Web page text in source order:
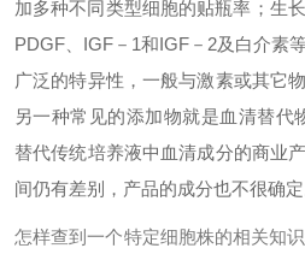
加多种不同类型细胞的贴瓶率；生
PDGF、IGF－1和IGF－2及白介素
广泛的特异性，一般与激素或其它
另一种常见的添加物就是血清替代
替代传统培养液中血清成分的商业
间仍有差别，产品的成分也不很确定
怎样查到一个特定细胞株的相关知